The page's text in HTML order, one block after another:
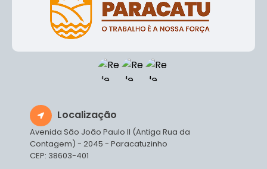
Localização
Avenida São João Paulo II (Antiga Rua da
Contagem) - 2045 - Paracatuzinho
CEP: 38603-401